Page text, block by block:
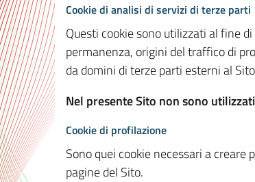
Cookie di analisi di servizi di terze parti
Questi cookie sono utilizzati al fine
permanenza, origini del traffico di
da domini di terze parti esterni al
Nel presente Sito non sono
Cookie di profilazione
Sono quei cookie necessari a
pagine del Sito.